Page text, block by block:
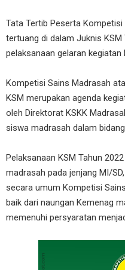
Tata Tertib Peserta
tertuang di dalam Juknis
pelaksanaan gelaran kegiatan
Kompetisi Sains Madrasah
KSM merupakan agenda
oleh Direktorat KSKK
siswa madrasah dalam
Pelaksanaan KSM Tahun
madrasah pada jenjang MI/
secara umum Kompetisi
baik dari naungan Kemenag
memenuhi persyaratan